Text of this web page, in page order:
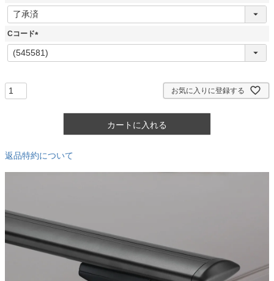
(
Cコード
(
必
お気に入りに登録する
カートに入れる
返品特約について